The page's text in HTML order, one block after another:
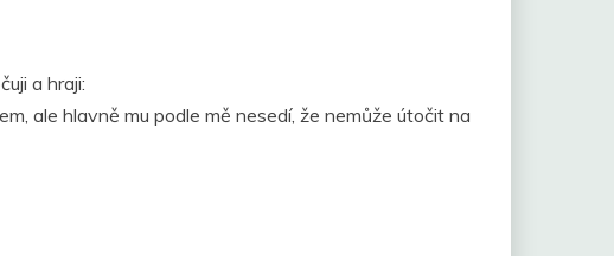
a hraji:
ale hlavně mu podle mě nesedí, že nemůže útočit na